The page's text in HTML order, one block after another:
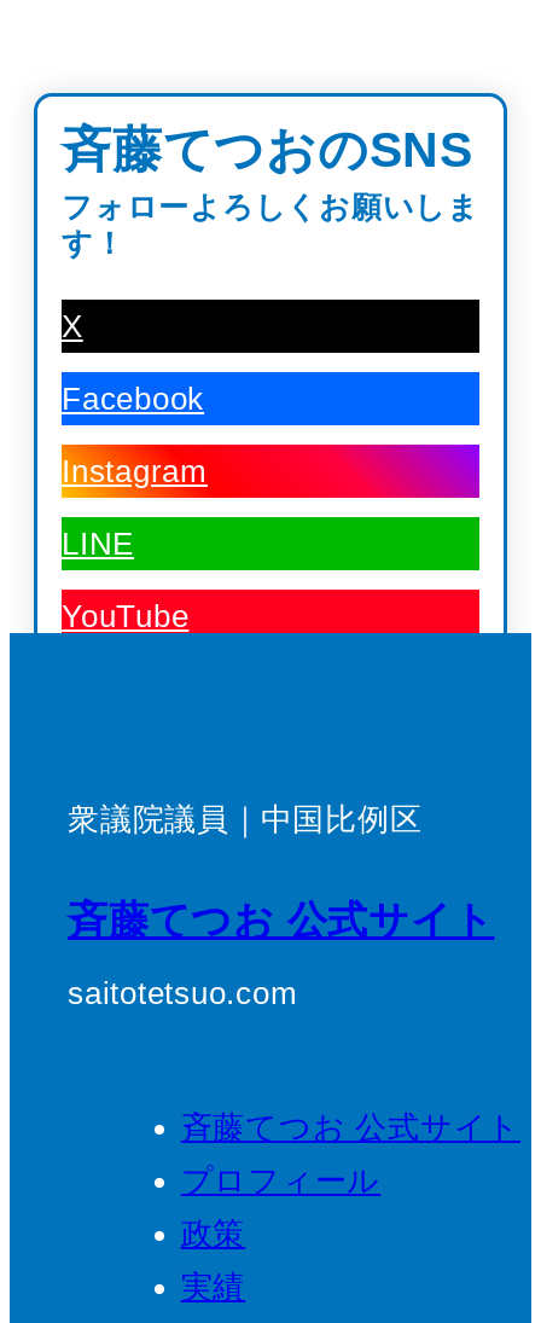
斉藤てつおのSNS
フォローよろしくお願いしま
す！
X
Facebook
Instagram
LINE
YouTube
衆議院議員｜中国比例区
斉藤てつお 公式サイト
saitotetsuo.com
斉藤てつお 公式サイト
プロフィール
政策
実績